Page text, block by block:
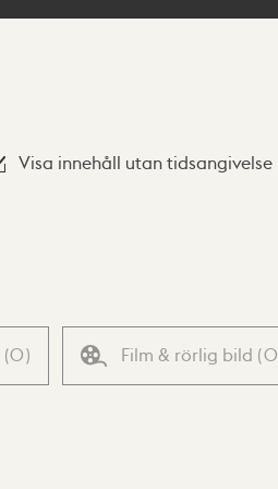
Visa innehåll utan tidsangivelse
(0) Film & rörlig bild (0